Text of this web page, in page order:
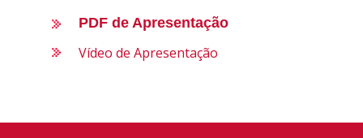
PDF de Apresentação
Vídeo de Apresentação